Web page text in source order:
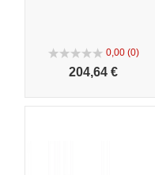
0,00 (0)
204,64 €